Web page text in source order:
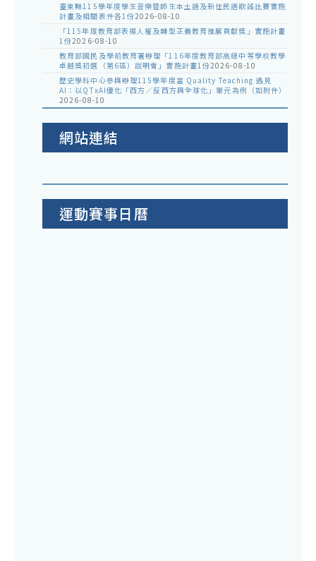
臺東縣115學年度學生音樂暨師生本土語及新住民語歌謠比賽實施
計畫及相關表件各1份2026-08-10
「115年度教育部表揚人權及轉型正義教育推展貢獻獎」實施計畫
1份2026-08-10
教育部國民及學前教育署辦理「116年度教育部高級中等學校教學
卓越獎初選（第6區）說明會」實施計畫1份2026-08-10
歷史學科中心參與辦理115學年度當 Quality Teaching 遇見
AI：以QTxAI優化「西方／反西方與全球化」單元為例（如附件）
2026-08-10
網站連結
運動賽事日曆